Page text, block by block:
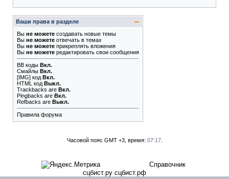
Ваши права в разделе
Вы не можете создавать новые темы
Вы не можете отвечать в темах
Вы не можете прикреплять вложения
Вы не можете редактировать свои сообщения
BB коды Вкл.
Смайлы Вкл.
[IMG] код Вкл.
HTML код Выкл.
Trackbacks are Вкл.
Pingbacks are Вкл.
Refbacks are Выкл.
Правила форума
Часовой пояс GMT +3, время: 07:17.
Справочник
сцбист.ру сцбист.рф